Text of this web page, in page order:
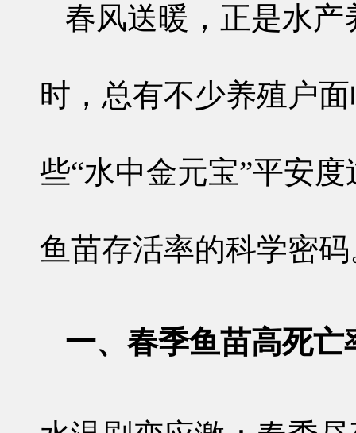
春风送暖，正是水
时，总有不少养殖户
些“水中金元宝”平安
鱼苗存活率的科学密
一、春季鱼苗高死